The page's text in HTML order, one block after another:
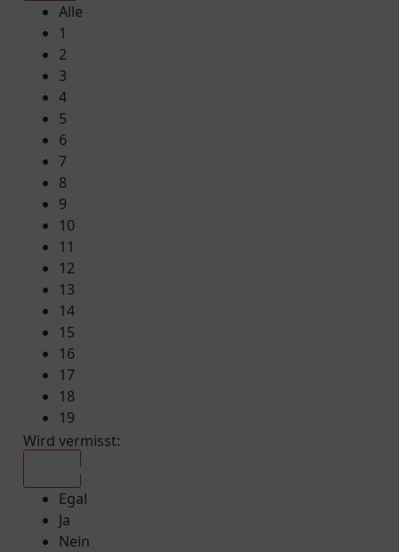
Alle
1
2
3
4
5
6
7
8
9
10
11
12
13
14
15
16
17
18
19
Wird vermisst:
Egal
Ja
Nein